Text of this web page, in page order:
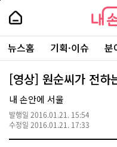
본
로
가
내
손
안
에
서
울
-
서
울
시
대
표
소
내
손
에
울
주
요
서
뉴스홈 기획·이슈 분
[영상] 원순씨가 전하
내 손안에 서울
발행일 2016.01.21. 15:54
수정일 2016.01.21. 17:33
페
상
단
로